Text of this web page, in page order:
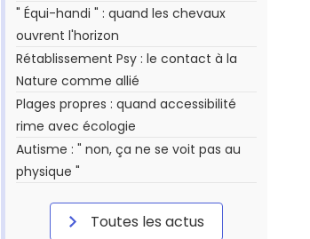
" Équi-handi " : quand les chevaux
ouvrent l'horizon
Rétablissement Psy : le contact à la
Nature comme allié
Plages propres : quand accessibilité
rime avec écologie
Autisme : " non, ça ne se voit pas au
physique "
Toutes les actus